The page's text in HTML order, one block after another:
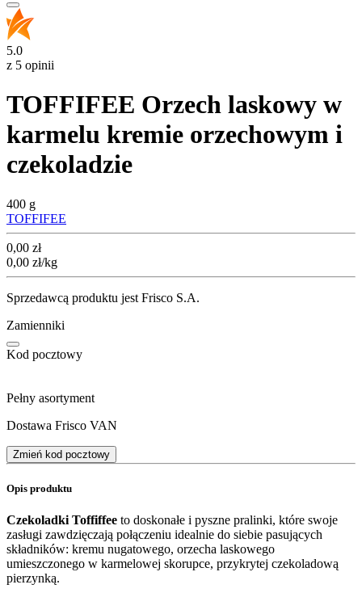
5.0
z 5 opinii
TOFFIFEE Orzech laskowy w
karmelu kremie orzechowym i
czekoladzie
400 g
TOFFIFEE
Cena
0,00 zł
0,00 zł/kg
Sprzedawcą produktu jest Frisco S.A.
Zamienniki
Kod pocztowy
Pełny asortyment
Dostawa Frisco VAN
Zmień kod pocztowy
Opis produktu
Czekoladki Toffiffee to doskonałe i pyszne pralinki, które swoje
zasługi zawdzięczają połączeniu idealnie do siebie pasujących
składników: kremu nugatowego, orzecha laskowego
umieszczonego w karmelowej skorupce, przykrytej czekoladową
pierzynką.